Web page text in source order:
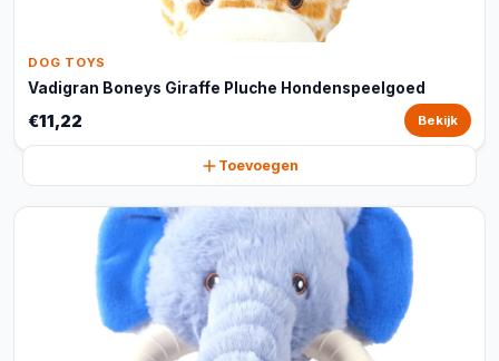
DOG TOYS
Vadigran Boneys Giraffe Pluche Hondenspeelgoed
€11,22 Bekijk
Toevoegen